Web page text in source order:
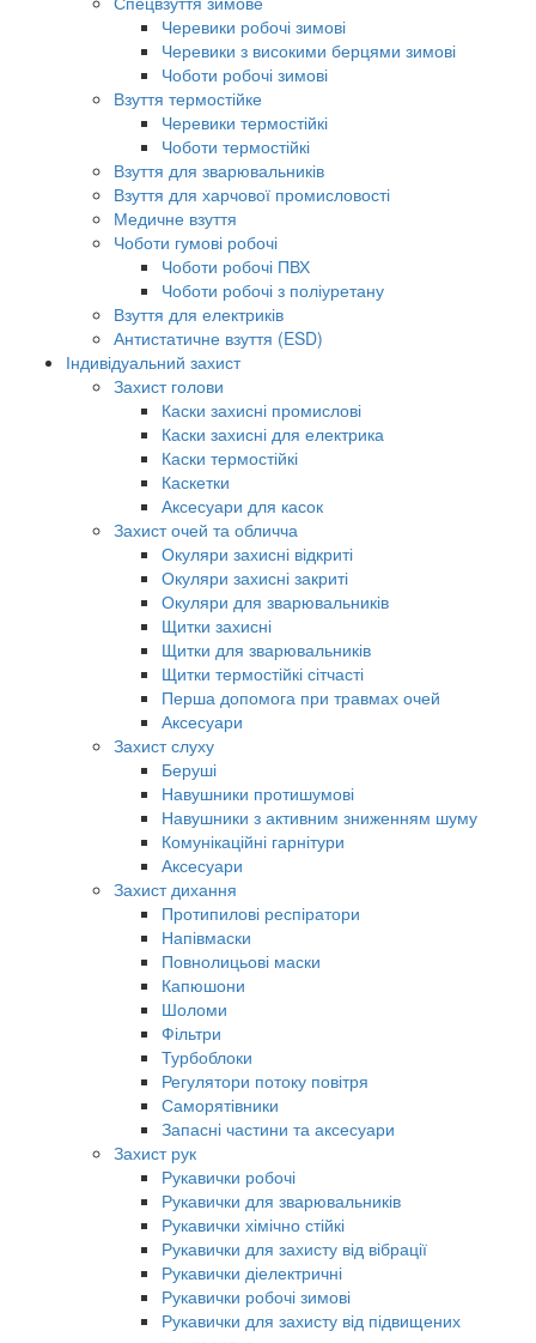
Черевики робочі зимові
Черевики з високими берцями зимові
Чоботи робочі зимові
Взуття термостійке
Черевики термостійкі
Чоботи термостійкі
Взуття для зварювальників
Взуття для харчової промисловості
Медичне взуття
Чоботи гумові робочі
Чоботи робочі ПВХ
Чоботи робочі з поліуретану
Взуття для електриків
Антистатичне взуття (ESD)
Індивідуальний захист
Захист голови
Каски захисні промислові
Каски захисні для електрика
Каски термостійкі
Каскетки
Аксесуари для касок
Захист очей та обличча
Окуляри захисні відкриті
Окуляри захисні закриті
Окуляри для зварювальників
Щитки захисні
Щитки для зварювальників
Щитки термостійкі сітчасті
Перша допомога при травмах очей
Аксесуари
Захист слуху
Беруші
Навушники протишумові
Навушники з активним зниженням шуму
Комунікаційні гарнітури
Аксесуари
Захист дихання
Протипилові респіратори
Напівмаски
Повнолицьові маски
Капюшони
Шоломи
Фільтри
Турбоблоки
Регулятори потоку повітря
Саморятівники
Запасні частини та аксесуари
Захист рук
Рукавички робочі
Рукавички для зварювальників
Рукавички хімічно стійкі
Рукавички для захисту від вібрації
Рукавички діелектричні
Рукавички робочі зимові
Рукавички для захисту від підвищених